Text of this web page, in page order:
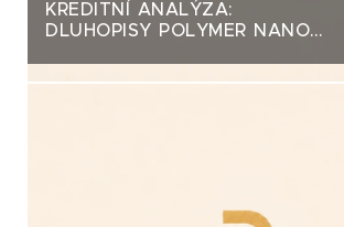
KREDITNÍ ANALÝZA:
DLUHOPISY POLYMER NANO